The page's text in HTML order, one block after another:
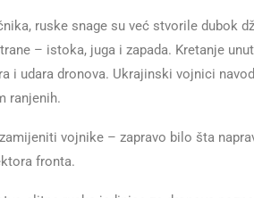
ruske snage su već stvorile dubok
– istoka, juga i zapada. Kretanje
i udara dronova. Ukrajinski vojnici
ranjenih.
vojnike – zapravo bilo šta
fronta.